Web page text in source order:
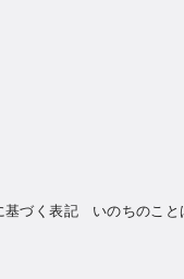
基づく表記 いのちのこと